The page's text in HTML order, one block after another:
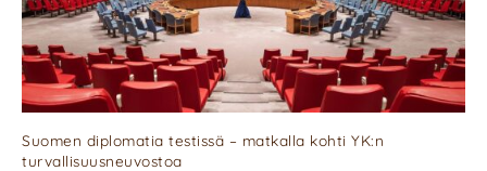
Suomen diplomatia testissä – matkalla kohti YK:n
turvallisuusneuvostoa